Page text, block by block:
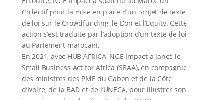
Collectif pour la mise en place d’un projet de texte
de loi sur le Crowdfunding, le Don et l’Equity. Cette
action s’est traduite par l’adoption d’un texte de loi
au Parlement marocain.
En 2021, avec HUB AFRICA, NGE Impact a lancé le
Small Business Act for Africa (SBAA), en compagnie
des ministres des PME du Gabon et de la Côte
d’Ivoire, de la BAD et de l’UNECA, pour illustrer son